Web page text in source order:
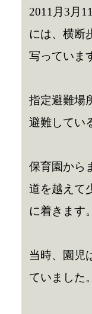
2011月3月
には、横断
写っていま
指定避難場
避難してい
保育園から
道を越えて
に着きます。
当時、園児
ていました。